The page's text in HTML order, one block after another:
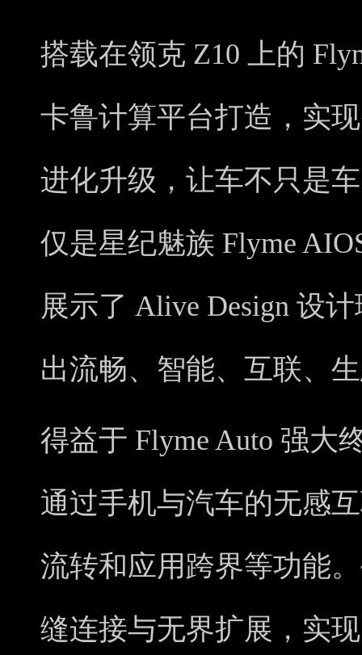
搭载在领克 Z10 上的
卡鲁计算平台打造，实
进化升级，让车不只是
仅是星纪魅族 Flyme
展示了 Alive Design 设
出流畅、智能、互联、
得益于 Flyme Auto 强大
通过手机与汽车的无感
流转和应用跨界等功能
缝连接与无界扩展，实